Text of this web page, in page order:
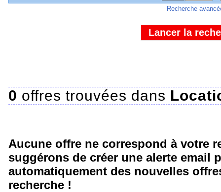
Recherche
0 offres trouvées dans
Aucune offre ne correspond à votre
suggérons de créer une alerte email
automatiquement des nouvelles
recherche !